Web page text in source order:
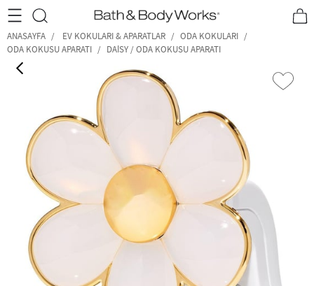
•2200₺ ve Üzeri Kargo Ücretsiz!• *Promosyon Detayları
ANASAYFA EV KOKULARI & APARATLAR
ODA KOKULARI
ODA KOKUSU APARATI
DAISY / ODA KOKUSU APARATI
‹ ›